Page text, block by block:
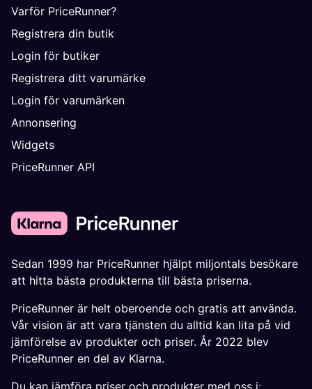
Varför PriceRunner?
Registrera din butik
Login för butiker
Registrera ditt varumärke
Login för varumärken
Annonsering
Widgets
PriceRunner API
Sedan 1999 har PriceRunner hjälpt miljontals besökare
att hitta bästa produkterna till bästa priserna.
PriceRunner är helt oberoende och gratis att använda.
Vår vision är att vara tjänsten du alltid kan lita på vid
jämförelse av produkter och priser. År 2022 blev
PriceRunner en del av Klarna.
Du kan jämföra priser och produkter med oss i: